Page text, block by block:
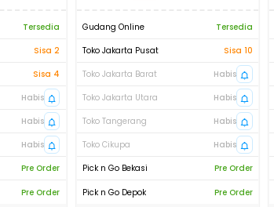
Tersedia
Sisa 2
Sisa 4
Habis
Habis
Habis
Pre Order
Pre Order
Gudang Online
Tersedia
Toko Jakarta Pusat
Sisa 10
Toko Jakarta Barat
Habis
Toko Jakarta Utara
Habis
Toko Tangerang
Habis
Toko Cikupa
Habis
Pick n Go Bekasi
Pre Order
Pick n Go Depok Pre Order